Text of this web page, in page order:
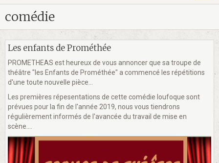
comédie
Les enfants de Prométhée
PROMETHEAS est heureux de vous annoncer que sa troupe de
théâtre "les Enfants de Prométhée" a commencé les répétitions
d'une toute nouvelle pièce...
Les premières répesentations de cette comédie loufoque sont
prévues pour la fin de l'année 2019, nous vous tiendrons
régulièrement informés de l'avancée du travail de mise en
scène....